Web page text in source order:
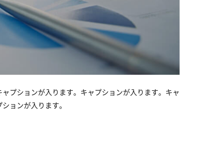
プションが入ります。キャプションが入ります。キャ
ョンが入ります。